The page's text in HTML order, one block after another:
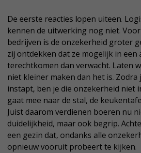
De eerste reacties lopen uiteen.
kennen de uitwerking nog niet.
bedrijven is de onzekerheid groter
zij ontdekken dat ze mogelijk in een
terechtkomen dan verwacht. Laten
niet kleiner maken dan het is. Zodra
instapt, ben je die onzekerheid niet
gaat mee naar de stal, de
Juist daarom verdienen boeren nu
duidelijkheid, maar ook begrip.
een gezin dat, ondanks alle
opnieuw vooruit probeert te kijken.